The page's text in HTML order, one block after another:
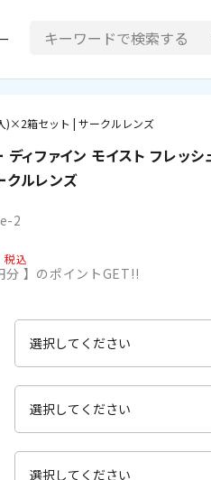
)×2箱セット | サークルレンズ
ディファイン モイスト フレッ
ルレンズ
2
税込
分 】のポイントGET!!